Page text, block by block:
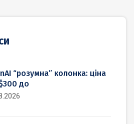
“розумна” колонка: ціна
до